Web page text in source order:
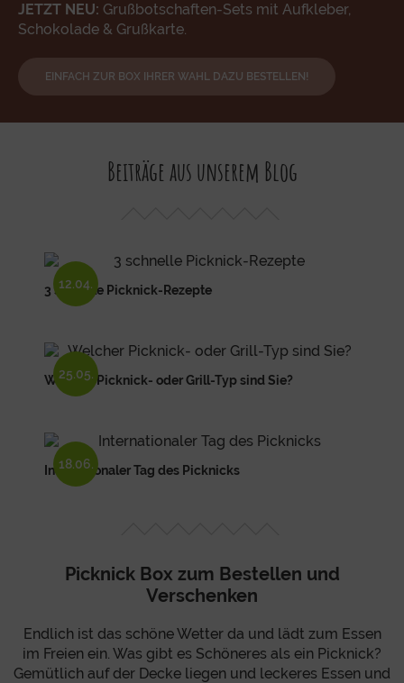
JETZT NEU: Grußbotschaften-Sets mit Aufkleber,
Schokolade & Grußkarte.
EINFACH ZUR BOX IHRER WAHL DAZU BESTELLEN!
Beiträge aus unserem Blog
12.04.
3 schnelle Picknick-Rezepte
25.05.
Welcher Picknick- oder Grill-Typ sind Sie?
18.06.
Internationaler Tag des Picknicks
Picknick Box zum Bestellen und
Verschenken
Endlich ist das schöne Wetter da und lädt zum Essen
im Freien ein. Was gibt es Schöneres als ein Picknick?
Gemütlich auf der Decke liegen und leckeres Essen und